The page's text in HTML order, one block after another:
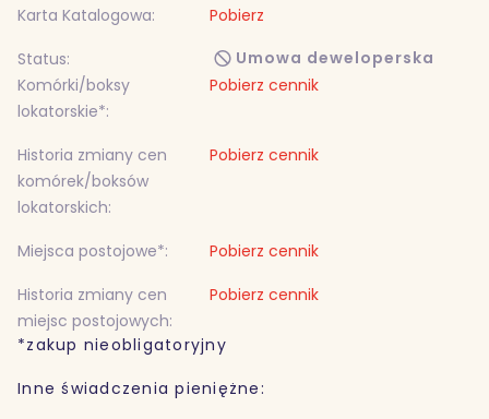
Karta Katalogowa:
Pobierz
Status:
Umowa deweloperska
Komórki/boksy
lokatorskie*:
Pobierz cennik
Historia zmiany cen
komórek/boksów
lokatorskich:
Pobierz cennik
Miejsca postojowe*:
Pobierz cennik
Historia zmiany cen
miejsc postojowych:
Pobierz cennik
*zakup nieobligatoryjny
Inne świadczenia pieniężne: